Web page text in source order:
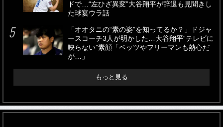
ドで…“左ひざ異変”大谷翔平が辞退も見聞きし
た球宴ウラ話
「オオタニの“素の姿”を知ってるか？」ドジャ
ースコーチ3人が明かした…大谷翔平“テレビに
映らない”素顔「ベッツやフリーマンも熱心だ
が…」
もっと見る